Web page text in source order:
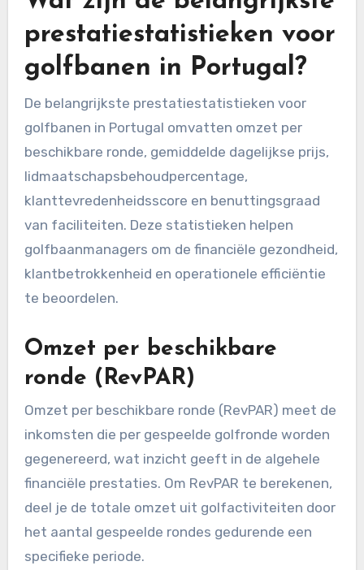
prestatiestatistieken voor
golfbanen in Portugal?
De belangrijkste prestatiestatistieken voor
golfbanen in Portugal omvatten omzet per
beschikbare ronde, gemiddelde dagelijkse prijs,
lidmaatschapsbehoudpercentage,
klanttevredenheidsscore en benuttingsgraad
van faciliteiten. Deze statistieken helpen
golfbaanmanagers om de financiële gezondheid,
klantbetrokkenheid en operationele efficiëntie
te beoordelen.
Omzet per beschikbare
ronde (RevPAR)
Omzet per beschikbare ronde (RevPAR) meet de
inkomsten die per gespeelde golfronde worden
gegenereerd, wat inzicht geeft in de algehele
financiële prestaties. Om RevPAR te berekenen,
deel je de totale omzet uit golfactiviteiten door
het aantal gespeelde rondes gedurende een
specifieke periode.